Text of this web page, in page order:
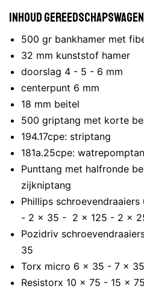
Inhoud
500 gr bankhamer met
32 mm kunststof hamer
doorslag 4 - 5 - 6 mm
centerpunt 6 mm
18 mm beitel
500 griptang met korte
194.17cpe: striptang
181a.25cpe:
Punttang met halfronde
zijkniptang
Phillips
- 2 x 35 - 2 x 125 - 2 x
Pozidriv
35
Torx micro 6 x 35 - 7 x
Resistorx 10 x 75 - 15 x